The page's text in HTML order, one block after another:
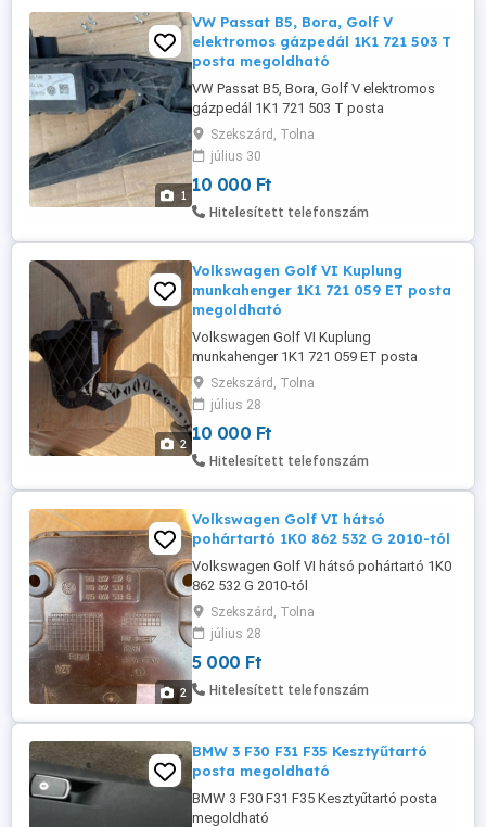
1
VW Passat B5, Bora, Golf V
elektromos gázpedál 1K1 721 503 T
posta megoldható
VW Passat B5, Bora, Golf V elektromos
gázpedál 1K1 721 503 T posta
megoldható
Szekszárd, Tolna
július 30
10 000 Ft
Hitelesített telefonszám
2
Volkswagen Golf VI Kuplung
munkahenger 1K1 721 059 ET posta
megoldható
Volkswagen Golf VI Kuplung
munkahenger 1K1 721 059 ET posta
megoldható
Szekszárd, Tolna
július 28
10 000 Ft
Hitelesített telefonszám
2
Volkswagen Golf VI hátsó
pohártartó 1K0 862 532 G 2010-tól
Volkswagen Golf VI hátsó pohártartó 1K0
862 532 G 2010-tól
Szekszárd, Tolna
július 28
5 000 Ft
Hitelesített telefonszám
BMW 3 F30 F31 F35 Kesztyűtartó
posta megoldható
BMW 3 F30 F31 F35 Kesztyűtartó posta
megoldható